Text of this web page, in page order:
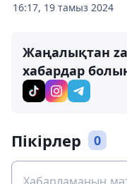
16:17, 19 тамыз 2024
Жаңалықтан
хабардар
Пікірлер 0